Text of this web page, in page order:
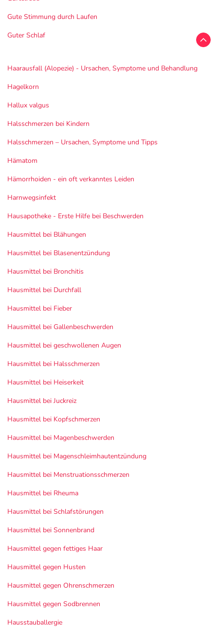
Gute Stimmung durch Laufen
Guter Schlaf
Haarausfall (Alopezie) - Ursachen, Symptome und Behandlung
Hagelkorn
Hallux valgus
Halsschmerzen bei Kindern
Halsschmerzen – Ursachen, Symptome und Tipps
Hämatom
Hämorrhoiden - ein oft verkanntes Leiden
Harnwegsinfekt
Hausapotheke - Erste Hilfe bei Beschwerden
Hausmittel bei Blähungen
Hausmittel bei Blasenentzündung
Hausmittel bei Bronchitis
Hausmittel bei Durchfall
Hausmittel bei Fieber
Hausmittel bei Gallenbeschwerden
Hausmittel bei geschwollenen Augen
Hausmittel bei Halsschmerzen
Hausmittel bei Heiserkeit
Hausmittel bei Juckreiz
Hausmittel bei Kopfschmerzen
Hausmittel bei Magenbeschwerden
Hausmittel bei Magenschleimhautentzündung
Hausmittel bei Menstruationsschmerzen
Hausmittel bei Rheuma
Hausmittel bei Schlafstörungen
Hausmittel bei Sonnenbrand
Hausmittel gegen fettiges Haar
Hausmittel gegen Husten
Hausmittel gegen Ohrenschmerzen
Hausmittel gegen Sodbrennen
Hausstauballergie